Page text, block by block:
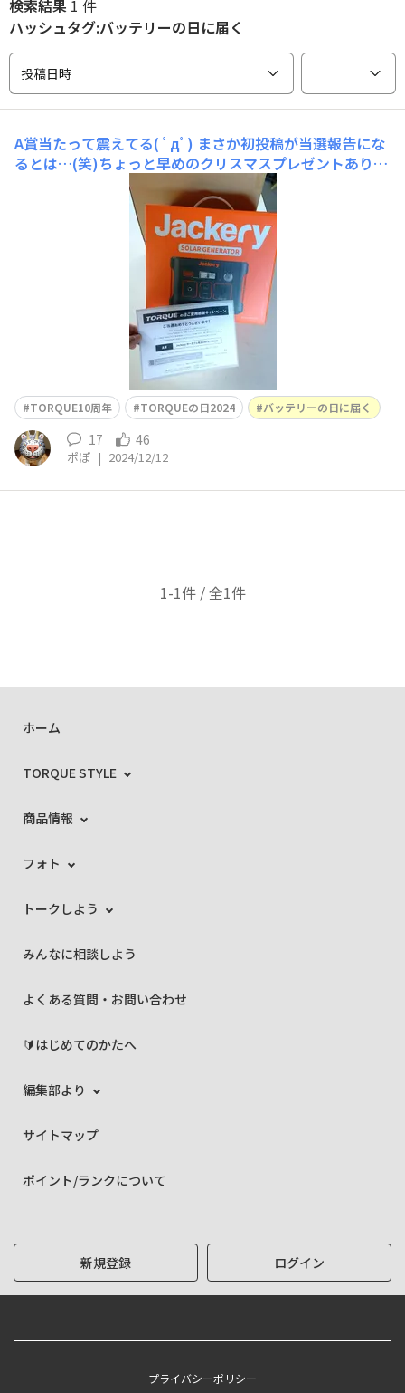
検索結果 1 件
ハッシュタグ:バッテリーの日に届く
投稿日時
A賞当たって震えてる( ﾟдﾟ) まさか初投稿が当選報告にな
るとは…(笑)ちょっと早めのクリスマスプレゼントありが
とうございました!!(*^^*)
TORQUE10周年 TORQUEの日2024 バッテリーの日に届く
17 46
ポぽ | 2024/12/12
1-1件 / 全1件
ホーム
TORQUE STYLE
商品情報
フォト
トークしよう
みんなに相談しよう
よくある質問・お問い合わせ
🔰はじめてのかたへ
編集部より
サイトマップ
ポイント/ランクについて
新規登録 ログイン
プライバシーポリシー